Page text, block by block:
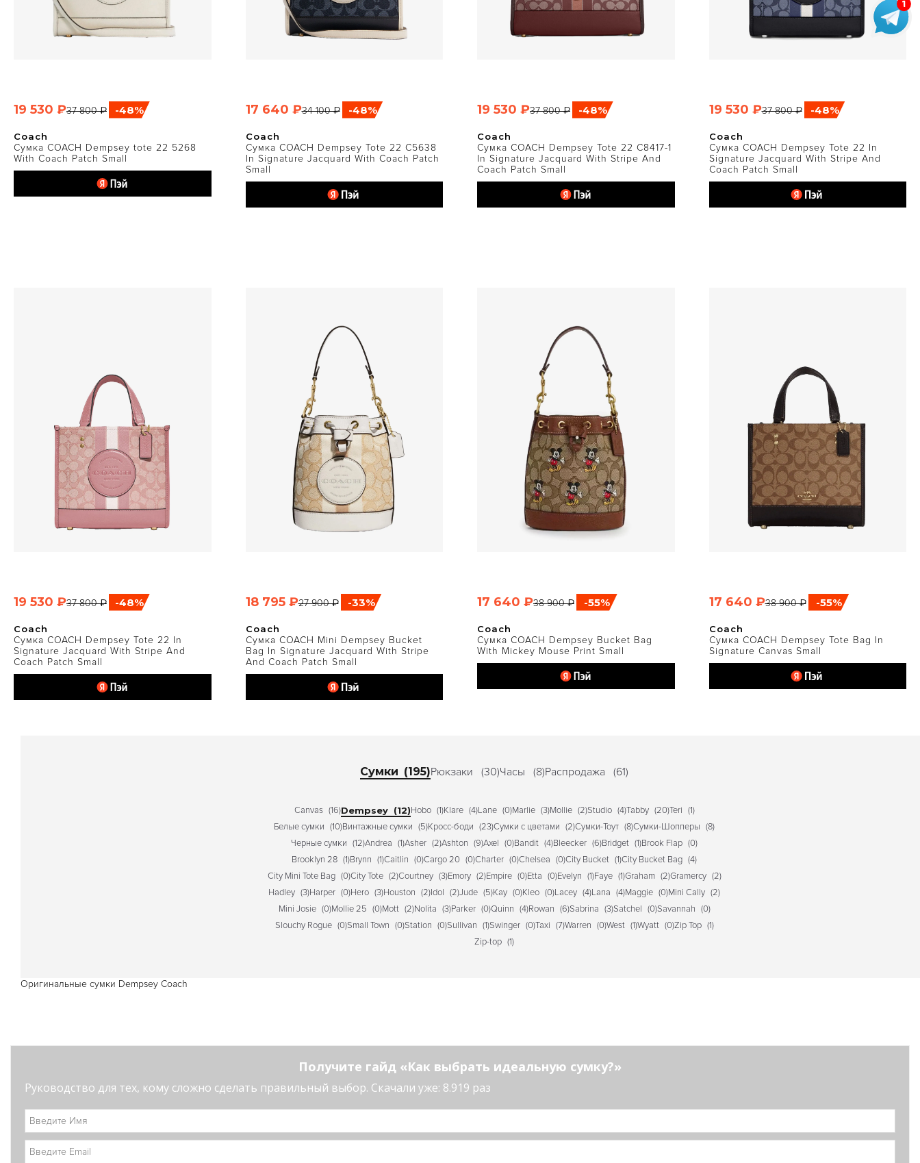
БЫСТРЫЙ ПРОСМОТР
Coach
Сумка COACH Dempsey tote 22 5268
With Coach Patch Small
-48%
37 800 ₽
19 530 ₽ БЫСТРЫЙ ПРОСМОТР
Coach
Сумка COACH Dempsey Tote 22 C5638
In Signature Jacquard With Coach Patch
Small
-48%
34 100 ₽
17 640 ₽ БЫСТРЫЙ ПРОСМОТР
Coach
Сумка COACH Dempsey Tote 22 C8417-1
In Signature Jacquard With Stripe And
Coach Patch Small
-48%
37 800 ₽
19 530 ₽ БЫСТРЫЙ ПРОСМОТР
Coach
Сумка COACH Dempsey Tote 22 In
Signature Jacquard With Stripe And
Coach Patch Small
-48%
37 800 ₽
19 530 ₽
БЫСТРЫЙ ПРОСМОТР
Coach
Сумка COACH Dempsey Tote 22 In
Signature Jacquard With Stripe And
Coach Patch Small
-48%
37 800 ₽
19 530 ₽ БЫСТРЫЙ ПРОСМОТР
Coach
Сумка COACH Mini Dempsey Bucket
Bag In Signature Jacquard With Stripe
And Coach Patch Small
-33%
27 900 ₽
18 795 ₽ БЫСТРЫЙ ПРОСМОТР
Coach
Сумка COACH Dempsey Bucket Bag
With Mickey Mouse Print Small
-55%
38 900 ₽
17 640 ₽ БЫСТРЫЙ ПРОСМОТР
Coach
Сумка COACH Dempsey Tote Bag In
Signature Canvas Small
-55%
38 900 ₽
17 640 ₽
Сумки (195)Рюкзаки (30)Часы (8)Распродажа (61)
Canvas (16)Dempsey (12)Hobo (1)Klare (4)Lane (0)Marlie (3)Mollie (2)Studio (4)Tabby (20)Teri (1)
Белые сумки (10)Винтажные сумки (5)Кросс-боди (23)Сумки с цветами (2)Сумки-Тоут (8)Сумки-Шопперы (8)
Черные сумки (12)Andrea (1)Asher (2)Ashton (9)Axel (0)Bandit (4)Bleecker (6)Bridget (1)Brook Flap (0)
Brooklyn 28 (1)Brynn (1)Caitlin (0)Cargo 20 (0)Charter (0)Chelsea (0)City Bucket (1)City Bucket Bag (4)
City Mini Tote Bag (0)City Tote (2)Courtney (3)Emory (2)Empire (0)Etta (0)Evelyn (1)Faye (1)Graham (2)Gramercy (2)
Hadley (3)Harper (0)Hero (3)Houston (2)Idol (2)Jude (5)Kay (0)Kleo (0)Lacey (4)Lana (4)Maggie (0)Mini Cally (2)
Mini Josie (0)Mollie 25 (0)Mott (2)Nolita (3)Parker (0)Quinn (4)Rowan (6)Sabrina (3)Satchel (0)Savannah (0)
Slouchy Rogue (0)Small Town (0)Station (0)Sullivan (1)Swinger (0)Taxi (7)Warren (0)West (1)Wyatt (0)Zip Top (1)
Zip-top (1)
Оригинальные сумки Dempsey Coach
Получите гайд «Как выбрать идеальную сумку?»
Руководство для тех, кому сложно сделать правильный выбор. Скачали уже: 8.919 раз